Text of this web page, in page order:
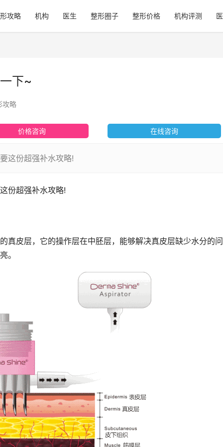
攻略 机构 医生 整形圈子 整形价格 机构评测
下~
攻略
价格咨询 在线咨询
这份超强补水攻略!
份超强补水攻略!
真皮层，它的操作层在中胚层，能够解决真皮层缺少水分的问
。